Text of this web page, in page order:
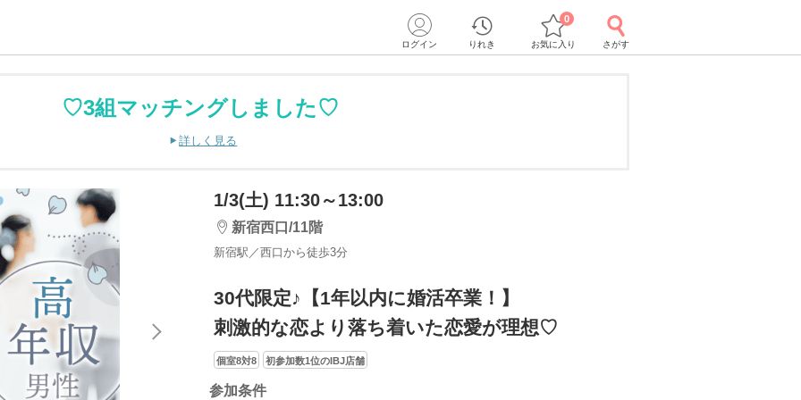
ログイン りれき お気に入り
0
さがす
♡3組マッチングしました♡
詳しく見る
1/3(土) 11:30～13:00
新宿西口/11階
新宿駅／西口から徒歩3分
30代限定♪【1年以内に婚活卒業！】
刺激的な恋より落ち着いた恋愛が理想♡
個室8対8 初参加数1位のIBJ店舗
参加条件